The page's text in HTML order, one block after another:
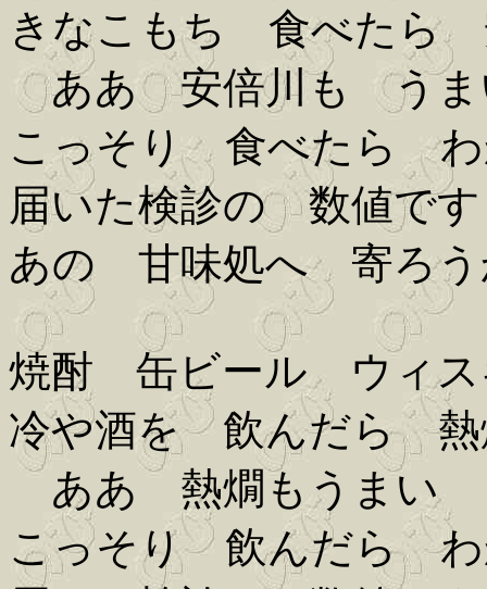
きなこもち 食べたら
ああ 安倍川も うま
こっそり 食べたら わ
届いた検診の 数値で
あの 甘味処へ 寄ろ
焼酎 缶ビール ウィス
冷や酒を 飲んだら 熱
ああ 熱燗もうまい
こっそり 飲んだら わ